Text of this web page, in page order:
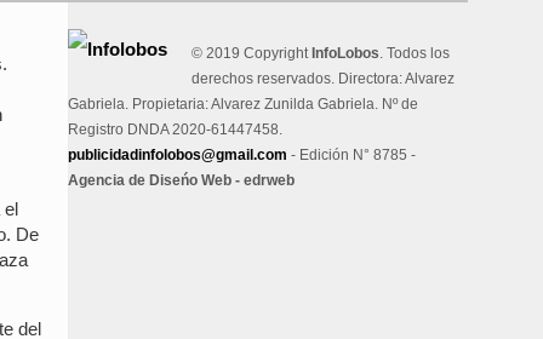
el
De
del
© 2019 Copyright InfoLobos. Todos los
derechos reservados. Directora: Alvarez
Gabriela. Propietaria: Alvarez Zunilda Gabriela. Nº de
Registro DNDA 2020-61447458.
publicidadinfolobos@gmail.com - Edición N° 8785 -
Agencia de Diseńo Web - edrweb